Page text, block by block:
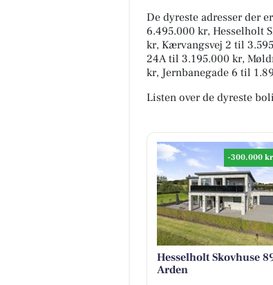
De dyreste adresser der
6.495.000 kr, Hesselholt
kr, Kærvangsvej 2 til
24A til 3.195.000 kr,
kr, Jernbanegade 6 til
Listen over de dyreste
-300.000 kr
Hesselholt Skovhuse
Arden